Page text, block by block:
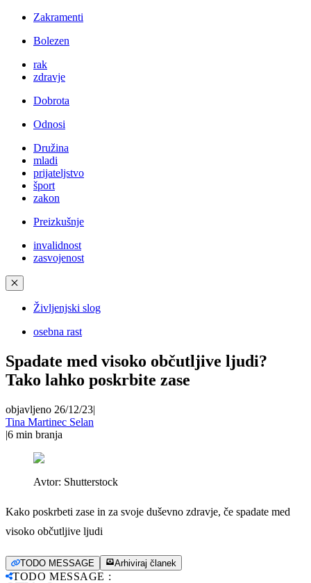
Zakramenti
Bolezen
rak
zdravje
Dobrota
Odnosi
Družina
mladi
prijateljstvo
šport
zakon
Preizkušnje
invalidnost
zasvojenost
✕
Življenjski slog
osebna rast
Spadate med visoko občutljive ljudi?
Tako lahko poskrbite zase
objavljeno 26/12/23|
Tina Martinec Selan
|6 min branja
Avtor: Shutterstock
Kako poskrbeti zase in za svoje duševno zdravje, če spadate med
visoko občutljive ljudi
TODO MESSAGE Arhiviraj članek
TODO MESSAGE :